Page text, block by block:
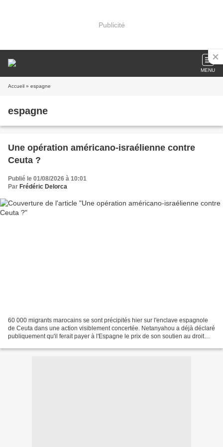
Publicité
MENU
Accueil » espagne
espagne
Une opération américano-israélienne contre
Ceuta ?
Publié le 01/08/2026 à 10:01
Par Frédéric Delorca
60 000 migrants marocains se sont précipités hier sur l'enclave espagnole
de Ceuta dans une action visiblement concertée. Netanyahou a déjà déclaré
publiquement qu'il ferait payer à l'Espagne le prix de son soutien au droit